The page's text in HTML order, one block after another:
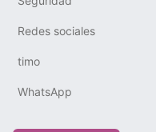
Redes sociales
timo
WhatsApp